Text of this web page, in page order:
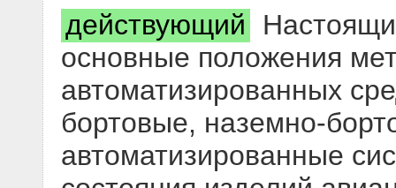
действующий
основные положения
автоматизированных
бортовые, наземно-
автоматизированные